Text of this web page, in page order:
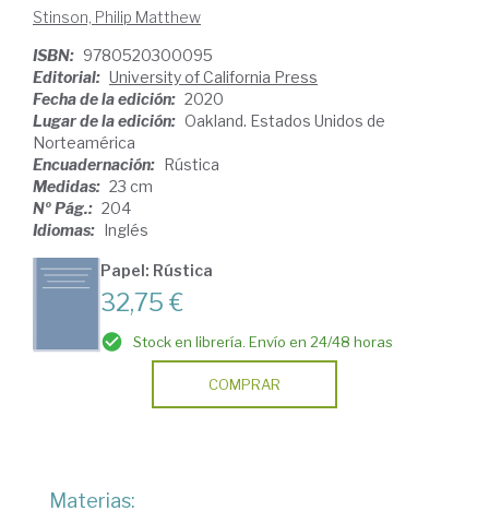
Stinson, Philip Matthew
ISBN: 9780520300095
Editorial: University of California Press
Fecha de la edición: 2020
Lugar de la edición: Oakland. Estados Unidos de
Norteamérica
Encuadernación: Rústica
Medidas: 23 cm
Nº Pág.: 204
Idiomas: Inglés
Papel: Rústica
32,75 €
Stock en librería. Envío en 24/48 horas
COMPRAR
Materias: